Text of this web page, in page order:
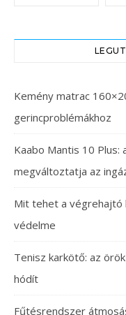
Kemény matrac
gerincproblémákhoz
Kaabo Mantis 10 Plus:
megváltoztatja az
Mit tehet a végrehajtó
védelme
Tenisz karkötő: az
hódít
Fűtésrendszer